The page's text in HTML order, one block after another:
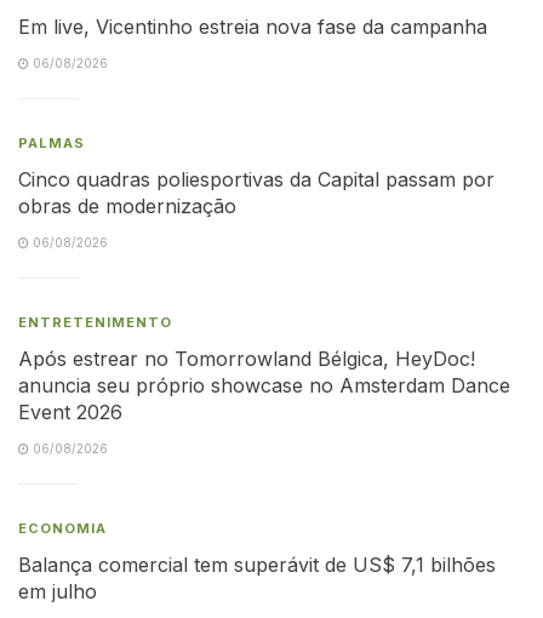
Em live, Vicentinho estreia nova fase da campanha
06/08/2026
PALMAS
Cinco quadras poliesportivas da Capital passam por
obras de modernização
06/08/2026
ENTRETENIMENTO
Após estrear no Tomorrowland Bélgica, HeyDoc!
anuncia seu próprio showcase no Amsterdam Dance
Event 2026
06/08/2026
ECONOMIA
Balança comercial tem superávit de US$ 7,1 bilhões
em julho